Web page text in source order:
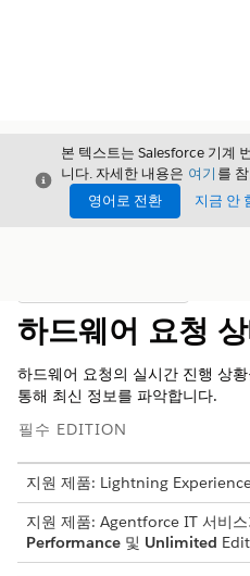
닫기
본 텍스트는 Salesforce 기계
니다. 자세한 내용은 여기 를
영어로 전환
지금 안
하드웨어 요청
하드웨어 요청의 실시간 진행 상
통해 최신 정보를 파악합니다.
필수 EDITION
지원 제품: Lightning
지원 제품: Agentforce IT 서비스
Performance 및 Unlimited